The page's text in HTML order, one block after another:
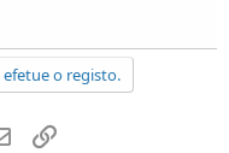
efetue o registo.
Email